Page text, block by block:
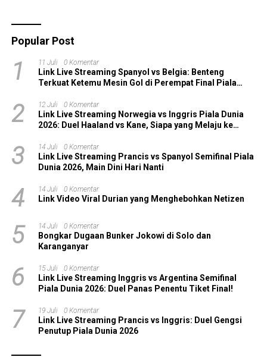
Popular Post
1 11 Juli 0 Komentar
Link Live Streaming Spanyol vs Belgia: Benteng
Terkuat Ketemu Mesin Gol di Perempat Final Piala
2 12 Juli 0 Komentar
Link Live Streaming Norwegia vs Inggris Piala Dunia
2026: Duel Haaland vs Kane, Siapa yang Melaju ke
3 14 Juli 0 Komentar
Link Live Streaming Prancis vs Spanyol Semifinal Piala
Dunia 2026, Main Dini Hari Nanti
4 14 Juli 0 Komentar
Link Video Viral Durian yang Menghebohkan Netizen
5 14 Juli 0 Komentar
Bongkar Dugaan Bunker Jokowi di Solo dan
Karanganyar
6 15 Juli 0 Komentar
Link Live Streaming Inggris vs Argentina Semifinal
Piala Dunia 2026: Duel Panas Penentu Tiket Final!
7 19 Juli 0 Komentar
Link Live Streaming Prancis vs Inggris: Duel Gengsi
Penutup Piala Dunia 2026